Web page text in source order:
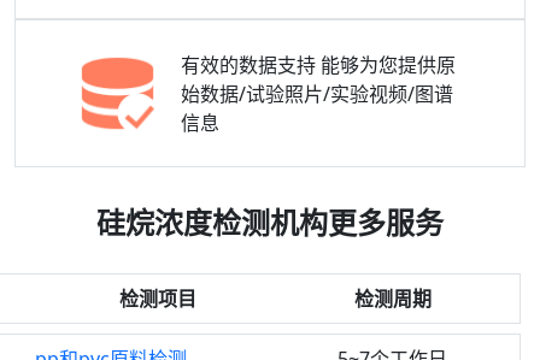
有效的数据支持 能够为您提供原
始数据/试验照片/实验视频/图谱
信息
硅烷浓度检测机构更多服务
检测项目 检测周期